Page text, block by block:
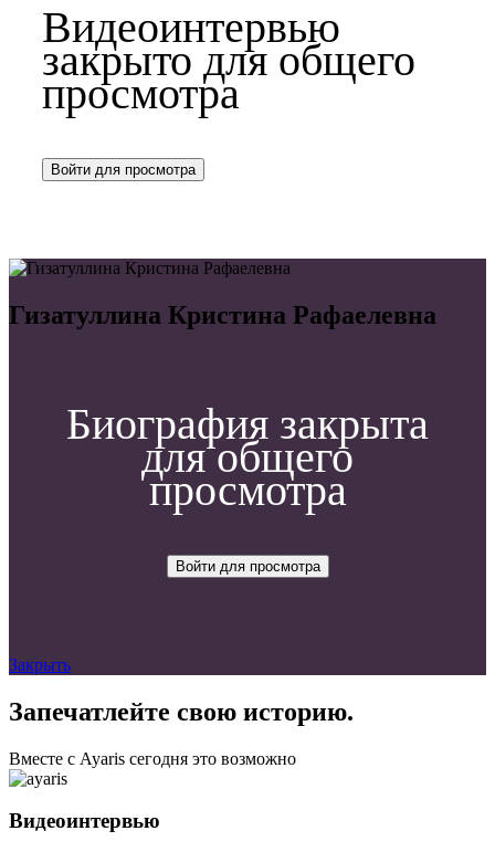
Видеоинтервью
закрыто для общего
просмотра
Войти для просмотра
Гизатуллина Кристина Рафаелевна
Биография закрыта
для общего
просмотра
Войти для просмотра
Закрыть
Запечатлейте свою историю.
Вместе с Ayaris сегодня это возможно
Видеоинтервью